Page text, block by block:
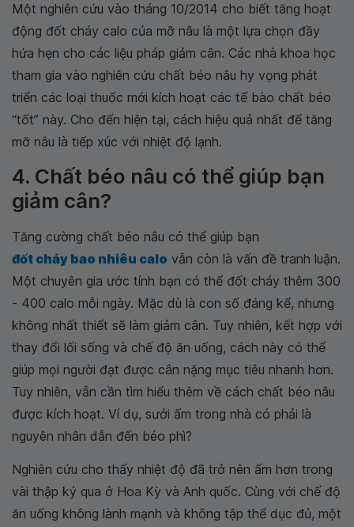
Một nghiên cứu vào tháng 10/2014 cho biết tăng hoạt
động đốt cháy calo của mỡ nâu là một lựa chọn đầy
hứa hẹn cho các liệu pháp giảm cân. Các nhà khoa học
tham gia vào nghiên cứu chất béo nâu hy vọng phát
triển các loại thuốc mới kích hoạt các tế bào chất béo
“tốt” này. Cho đến hiện tại, cách hiệu quả nhất để tăng
mỡ nâu là tiếp xúc với nhiệt độ lạnh.
4. Chất béo nâu có thể giúp bạn
giảm cân?
Tăng cường chất béo nâu có thể giúp bạn
đốt cháy bao nhiêu calo vẫn còn là vấn đề tranh luận.
Một chuyên gia ước tính bạn có thể đốt cháy thêm 300
- 400 calo mỗi ngày. Mặc dù là con số đáng kể, nhưng
không nhất thiết sẽ làm giảm cân. Tuy nhiên, kết hợp với
thay đổi lối sống và chế độ ăn uống, cách này có thể
giúp mọi người đạt được cân nặng mục tiêu nhanh hơn.
Tuy nhiên, vẫn cần tìm hiểu thêm về cách chất béo nâu
được kích hoạt. Ví dụ, sưởi ấm trong nhà có phải là
nguyên nhân dẫn đến béo phì?
Nghiên cứu cho thấy nhiệt độ đã trở nên ấm hơn trong
vài thập kỷ qua ở Hoa Kỳ và Anh quốc. Cùng với chế độ
ăn uống không lành mạnh và không tập thể dục đủ, một